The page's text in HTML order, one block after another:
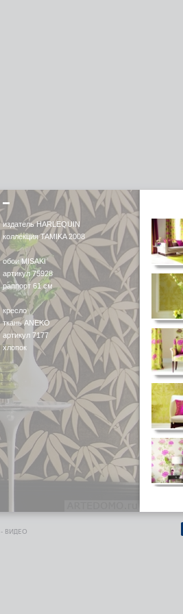
издатель HARLEQUIN
коллекция TAMIKA 2008
обои MISAKI
артикул 75928
раппорт 61 см
кресло
ткань ANEKO
артикул 7177
хлопок
- ВИДЕО